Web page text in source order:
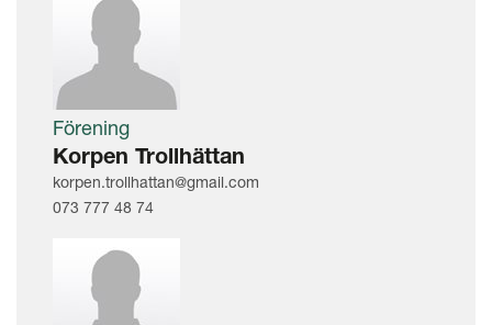
Förening
Korpen Trollhättan
korpen.trollhattan@gmail.com
073 777 48 74